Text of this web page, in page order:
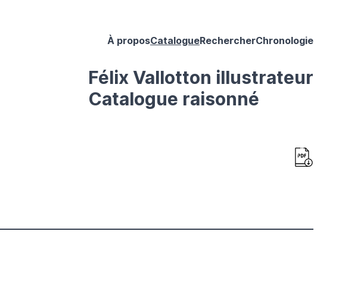
À proposCatalogueRechercherChronologie
Félix Vallotton illustrateur
Catalogue raisonné